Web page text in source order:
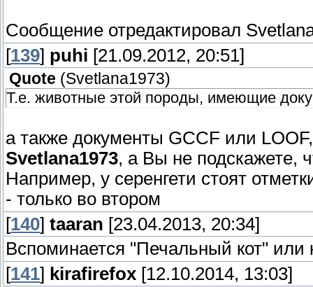
Сообщение отредактировал
[139] puhi [21.09.2012, 20:51]
Quote (Svetlana1973)
Т.е. животные этой породы, имеющие
а также документы GCCF или
Svetlana1973, а Вы не подскажете,
Например, у серенгети стоят
- только во втором
[140] taaran [23.04.2013, 20:34]
Вспоминается "Печальный кот" или
[141] kirafirefox [12.10.2014, 13:03]